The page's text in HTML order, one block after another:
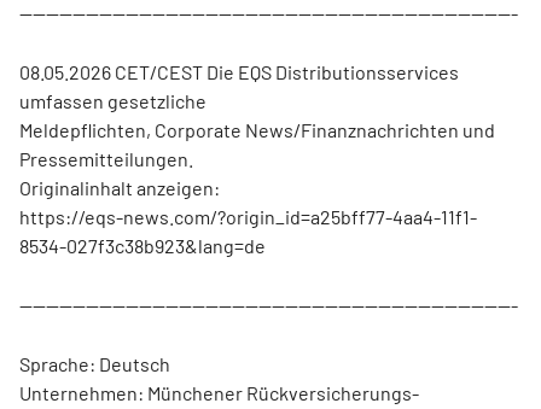
---------------------------------------------------------------------------
08.05.2026 CET/CEST Die EQS Distributionsservices
umfassen gesetzliche
Meldepflichten, Corporate News/Finanznachrichten und
Pressemitteilungen.
Originalinhalt anzeigen:
https://eqs-news.com/?origin_id=a25bff77-4aa4-11f1-
8534-027f3c38b923&lang=de
---------------------------------------------------------------------------
Sprache: Deutsch
Unternehmen: Münchener Rückversicherungs-